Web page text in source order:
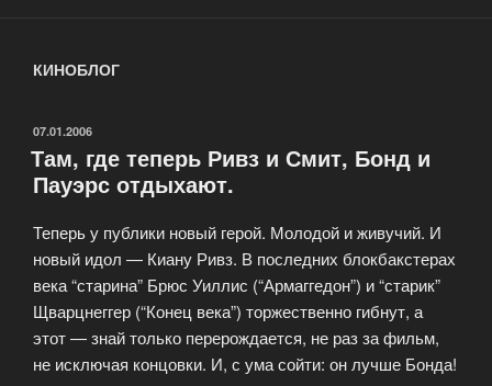
КИНОБЛОГ
ОПУБЛИКОВАНО
07.01.2006
Там, где теперь Ривз и Смит, Бонд и
Пауэрс отдыхают.
Теперь у публики новый герой. Молодой и живучий. И
новый идол — Киану Ривз. В последних блокбакстерах
века “старина” Брюс Уиллис (“Армаггедон”) и “старик”
Щварцнеггер (“Конец века”) торжественно гибнут, а
этот — знай только перерождается, не раз за фильм,
не исключая концовки. И, с ума сойти: он лучше Бонда!